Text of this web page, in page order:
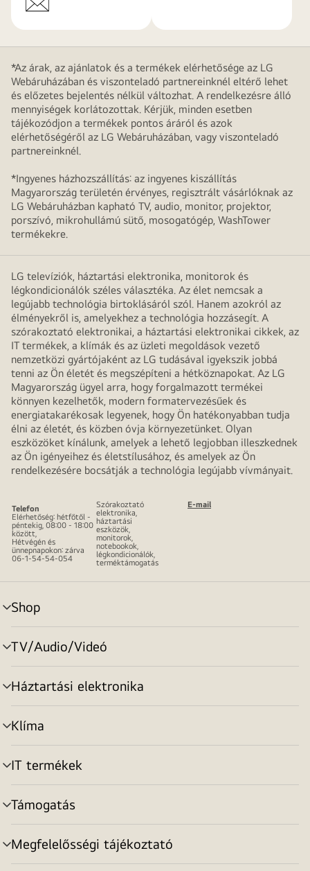
*Az árak, az ajánlatok és a termékek elérhetősége az LG
Webáruházában és viszonteladó partnereinknél eltérő lehet
és előzetes bejelentés nélkül változhat. A rendelkezésre álló
mennyiségek korlátozottak. Kérjük, minden esetben
tájékozódjon a termékek pontos áráról és azok
elérhetőségéről az LG Webáruházában, vagy viszonteladó
partnereinknél.
*Ingyenes házhozszállítás: az ingyenes kiszállítás
Magyarország területén érvényes, regisztrált vásárlóknak az
LG Webáruházban kapható TV, audio, monitor, projektor,
porszívó, mikrohullámú sütő, mosogatógép, WashTower
termékekre.
LG televíziók, háztartási elektronika, monitorok és
légkondicionálók széles választéka. Az élet nemcsak a
legújabb technológia birtoklásáról szól. Hanem azokról az
élményekről is, amelyekhez a technológia hozzásegít. A
szórakoztató elektronikai, a háztartási elektronikai cikkek, az
IT termékek, a klímák és az üzleti megoldások vezető
nemzetközi gyártójaként az LG tudásával igyekszik jobbá
tenni az Ön életét és megszépíteni a hétköznapokat. Az LG
Magyarország ügyel arra, hogy forgalmazott termékei
könnyen kezelhetők, modern formatervezésűek és
energiatakarékosak legyenek, hogy Ön hatékonyabban tudja
élni az életét, és közben óvja környezetünket. Olyan
eszközöket kínálunk, amelyek a lehető legjobban illeszkednek
az Ön igényeihez és életstílusához, és amelyek az Ön
rendelkezésére bocsátják a technológia legújabb vívmányait.
Telefon
Elérhetőség: hétfőtől -
péntekig, 08:00 - 18:00
között,
Hétvégén és
ünnepnapokon: zárva
06-1-54-54-054
Szórakoztató
elektronika,
háztartási
eszközök,
monitorok,
notebookok,
légkondicionálók,
terméktámogatás
E-mail
Shop
menu
toggle
TV/Audio/Videó
menu
toggle
Háztartási elektronika
menu
toggle
Klíma
menu
toggle
IT termékek
menu
toggle
Támogatás
menu
toggle
Megfelelősségi tájékoztató
menu
toggle